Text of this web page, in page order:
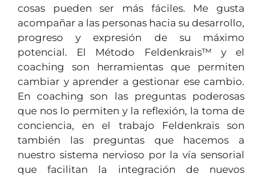
cosas pueden ser más fáciles. Me gusta
acompañar a las personas hacia su desarrollo,
progreso y expresión de su máximo
potencial. El Método Feldenkrais™ y el
coaching son herramientas que permiten
cambiar y aprender a gestionar ese cambio.
En coaching son las preguntas poderosas
que nos lo permiten y la reflexión, la toma de
conciencia, en el trabajo Feldenkrais son
también las preguntas que hacemos a
nuestro sistema nervioso por la vía sensorial
que facilitan la integración de nuevos